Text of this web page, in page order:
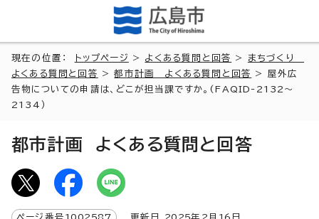
現在の位置： トップページ > よくある質問と回答 > まちづくり
よくある質問と回答
>都市計画 よくある質問と回答
> 屋外広
告物についての申請は、どこが担当課ですか。(FAQID-2132～
2134）
都市計画 よくある質問と回答
ページ番号 1002587 更新日 2025年2月 16 日